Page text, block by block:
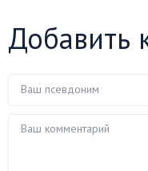
Добавить